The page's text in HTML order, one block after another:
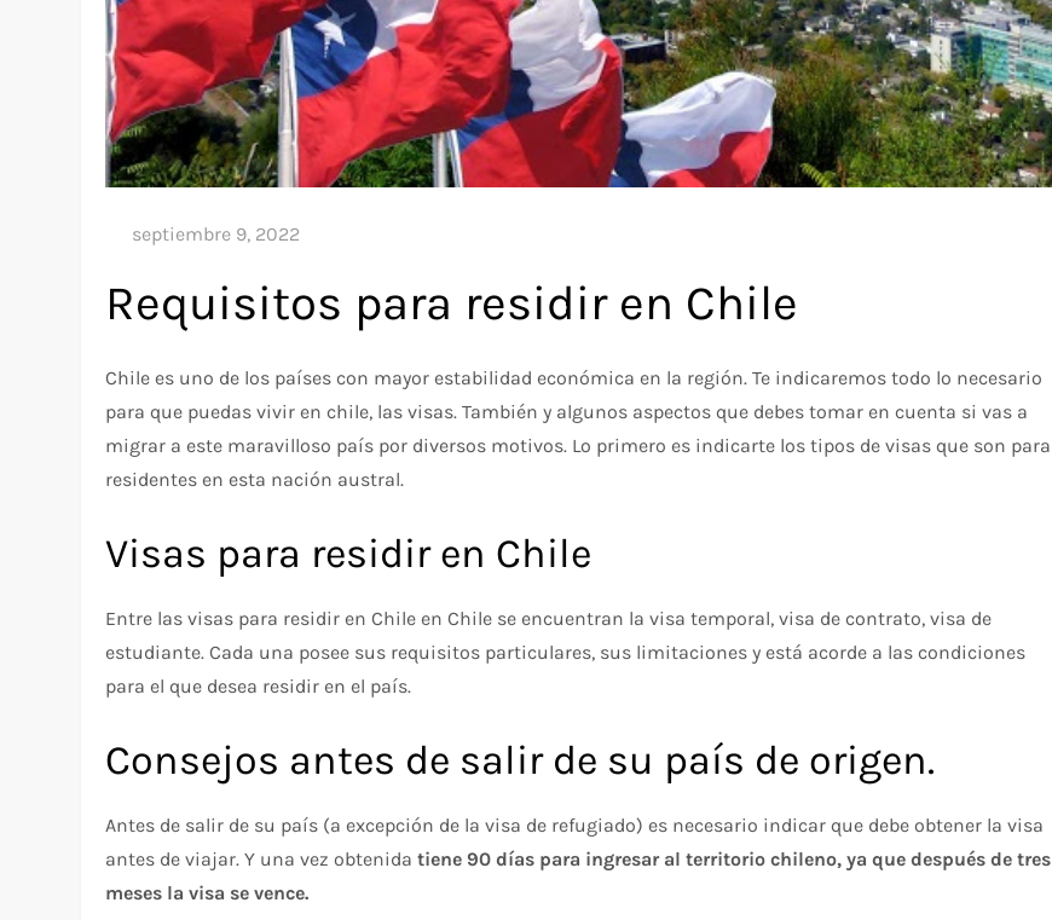
Requisitos para residir en Chile
Chile es uno de los países con mayor estabilidad económica en la región. Te indicaremos todo lo necesario
para que puedas vivir en chile, las visas. También y algunos aspectos que debes tomar en cuenta si vas a
migrar a este maravilloso país por diversos motivos. Lo primero es indicarte los tipos de visas que son para
residentes en esta nación austral.
Visas para residir en Chile
Entre las visas para residir en Chile en Chile se encuentran la visa temporal, visa de contrato, visa de
estudiante. Cada una posee sus requisitos particulares, sus limitaciones y está acorde a las condiciones
para el que desea residir en el país.
Consejos antes de salir de su país de origen.
Antes de salir de su país (a excepción de la visa de refugiado) es necesario indicar que debe obtener la visa
antes de viajar. Y una vez obtenidatiene 90 días para ingresar al territorio chileno, ya que después de tres
meses la visa se vence.